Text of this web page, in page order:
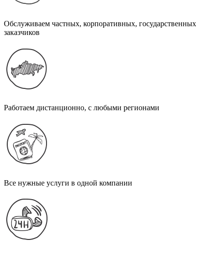
Обслуживаем частных, корпоративных, государственных
заказчиков
Работаем дистанционно, с любыми регионами
Все нужные услуги в одной компании